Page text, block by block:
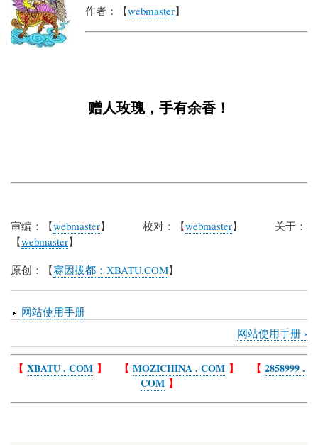
作者：【webmaster】
赠人玫瑰，手有余香！
审编：【webmaster】 校对：【webmaster】 关于：
【webmaster】
原创：【赛因拔都：XBATU.COM】
网站使用手册
Book
traversal
for
网站使用手册 ›
【 XBATU . COM】 【 MOZICHINA . COM】 【 2858999 .
COM】